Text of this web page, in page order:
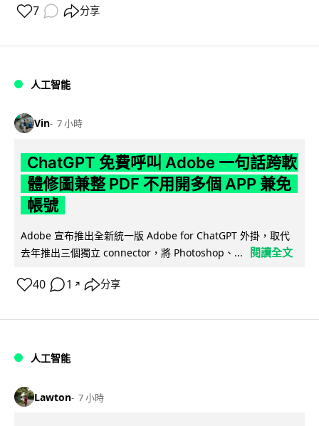
7 分享
人工智能
Vin 7 小時
ChatGPT 免費呼叫 Adobe 一句話跨軟
體修圖兼整 PDF 不用開多個 APP 兼免
帳號
Adobe 宣布推出全新統一版 Adobe for ChatGPT 外掛，取代
去年推出三個獨立 connector，將 Photoshop、...
閱讀全文
40 1 ↗ 分享
人工智能
Lawton 7 小時